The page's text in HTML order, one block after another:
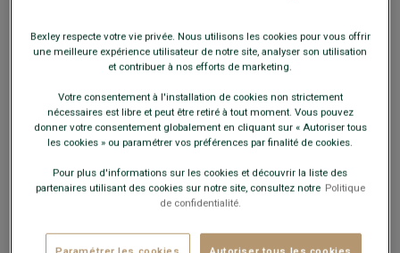
Coupe Ajustée - 100% Laine Vierge
89€Le 2e pantalon de costume
COULEURS DISPONIBLES
Bexley respecte votre vie privée. Nous utilisons les cookies pour vous offrir
une meilleure expérience utilisateur de notre site, analyser son utilisation
et contribuer à nos efforts de marketing.
Votre consentement à l'installation de cookies non strictement
nécessaires est libre et peut être retiré à tout moment. Vous pouvez
donner votre consentement globalement en cliquant sur « Autoriser tous
les cookies » ou paramétrer vos préférences par finalité de cookies.
Pour plus d'informations sur les cookies et découvrir la liste des
partenaires utilisant des cookies sur notre site, consultez notre Politique
de confidentialité.